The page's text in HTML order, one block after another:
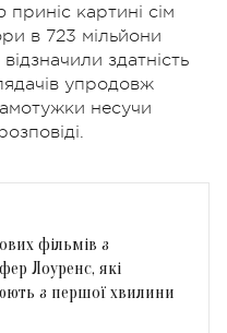
картині сім
в 723 мільйони
здатність
упродовж
несучи
фільмів з
Лоуренс, які
з першої хвилини